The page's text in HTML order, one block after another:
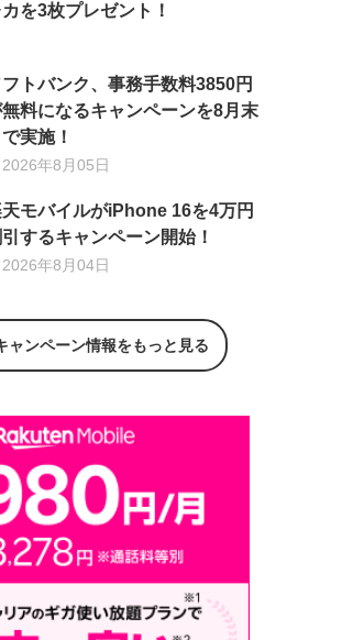
カを3枚プレゼント！
フトバンク、事務手数料3850円
料になるキャンペーンを8月末
で実施！
2026年8月05日
モバイルがiPhone 16を4万円
するキャンペーン開始！
2026年8月04日
ャンペーン情報をもっと見る